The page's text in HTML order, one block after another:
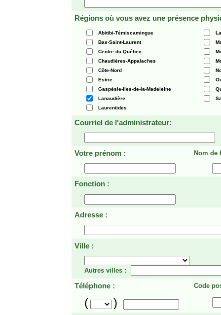
Régions où vous avez une présence
Abitibi-Témiscamingue
Bas-Saint-Laurent
Centre du Québec
Chaudières-Appalaches
Côte-Nord
Estrie
Gaspésie-Iles-de-la-Madeleine
Lanaudière
Laurentides
Courriel de l'administrateur:
Votre prénom : Nom de
Fonction :
Adresse :
Ville :
Autres villes :
Téléphone : Code
( )